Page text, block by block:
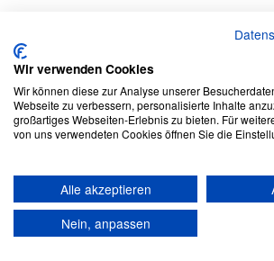
Wir verwenden Cookies
Wir können diese zur Analyse unserer
Webseite zu verbessern, personalisierte Inhalte
großartiges Webseiten-Erlebnis zu bieten. Für
von uns verwendeten Cookies öffnen Sie die
Alle akzeptieren
Nein, anpassen